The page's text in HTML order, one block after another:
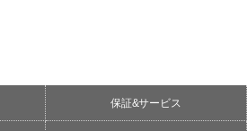
保証&サービス